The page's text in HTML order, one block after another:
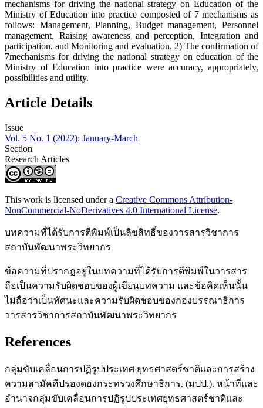
mechanisms for driving the national strategy on Education of the
Ministry of Education into practice composted of 7 mechanisms as
follows: Management, Planning, Budget management, Personnel
management, Raising awareness and perception, Integration and
participation, and Monitoring and evaluation. 2) The confirmation of
7mechanisms for driving the national strategy on education of the
Ministry of Education into practice were accuracy, appropriately,
possibilities and utility.
Article Details
Issue
Vol. 5 No. 1 (2022): January-March
Section
Research Articles
This work is licensed under a Creative Commons Attribution-
NonCommercial-NoDerivatives 4.0 International License.
บทความที่ได้รับการตีพิมพ์เป็นลิขสิทธิ์ของวารสารวิชาการ
สถาบันพัฒนาพระวิทยากร
ข้อความที่ปรากฎอยู่ในบทความที่ได้รับการตีพิมพ์ในวารสาร
ถือเป็นความรับผิดชอบของผู้เขียนบทความ และข้อคิดเห็นนั้น
ไม่ถือว่าเป็นทัศนะและความรับผิดชอบของกองบรรณาธิการ
วารสารวิชาการสถาบันพัฒนาพระวิทยากร
References
กลุ่มขับเคลื่อนการปฏิรูปประเทศ ยุทธศาสตร์ชาติและการสร้าง
ความสามัคคีปรองดองกระทรวงศึกษาธิการ. (มปป.). หน้าที่และ
อำนาจกลุ่มขับเคลื่อนการปฏิรูปประเทศยุทธศาสตร์ชาติและ